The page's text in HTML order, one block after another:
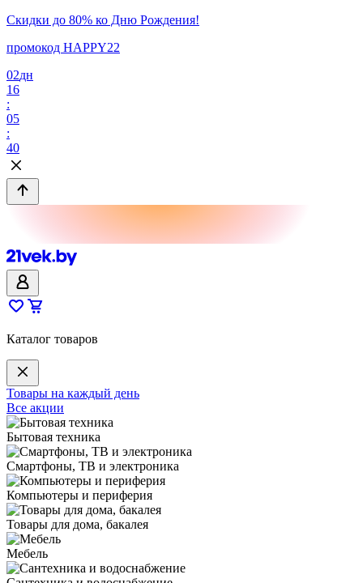
Скидки до 80% ко Дню Рождения!
промокод HAPPY22
02дн
16
:
05
:
40
Каталог товаров
Товары на каждый день
Все акции
Бытовая техника
Смартфоны, ТВ и электроника
Компьютеры и периферия
Товары для дома, бакалея
Мебель